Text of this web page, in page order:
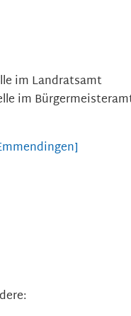
im Landratsamt
im